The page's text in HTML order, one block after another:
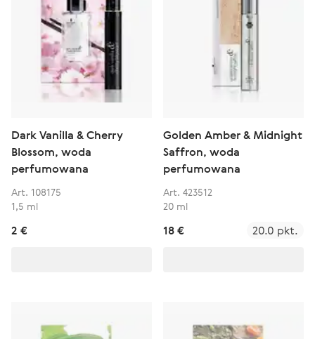
Dark Vanilla & Cherry
Blossom, woda
perfumowana
Art. 108175
1,5 ml
2 €
Golden Amber & Midnight
Saffron, woda
perfumowana
Art. 423512
20 ml
18 € 20.0 pkt.